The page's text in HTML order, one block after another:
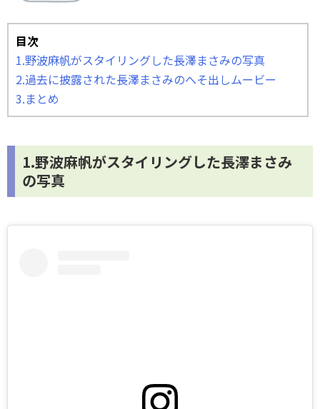
目次
1.野波麻帆がスタイリングした長澤まさみの写真
2.過去に披露された長澤まさみのへそ出しムービー
3.まとめ
1.野波麻帆がスタイリングした長澤まさみ
の写真